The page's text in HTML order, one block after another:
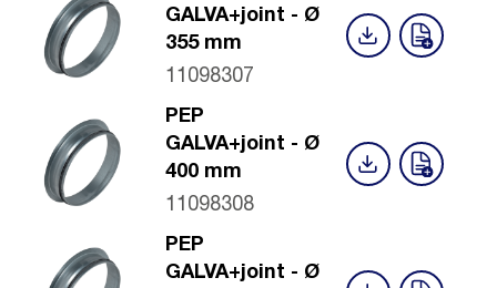
GALVA+joint - Ø
355 mm
11098307
PEP
GALVA+joint - Ø
400 mm
11098308
PEP
GALVA+joint - Ø